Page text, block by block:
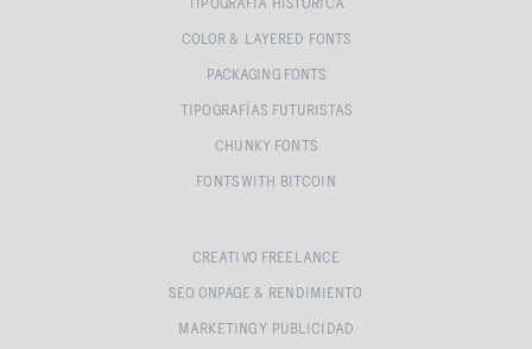
TIPOGRAFÍA HISTÓRICA
COLOR & LAYERED FONTS
PACKAGING FONTS
TIPOGRAFÍAS FUTURISTAS
CHUNKY FONTS
FONTS WITH BITCOIN
CREATIVO FREELANCE
SEO ONPAGE & RENDIMIENTO
MARKETING Y PUBLICIDAD